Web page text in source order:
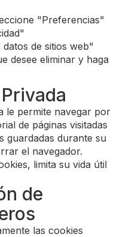
"Preferencias"
de sitios web"
desee eliminar y haga
le permite navegar por
de páginas visitadas
guardadas durante su
el navegador.
limita su vida útil
de
las cookies